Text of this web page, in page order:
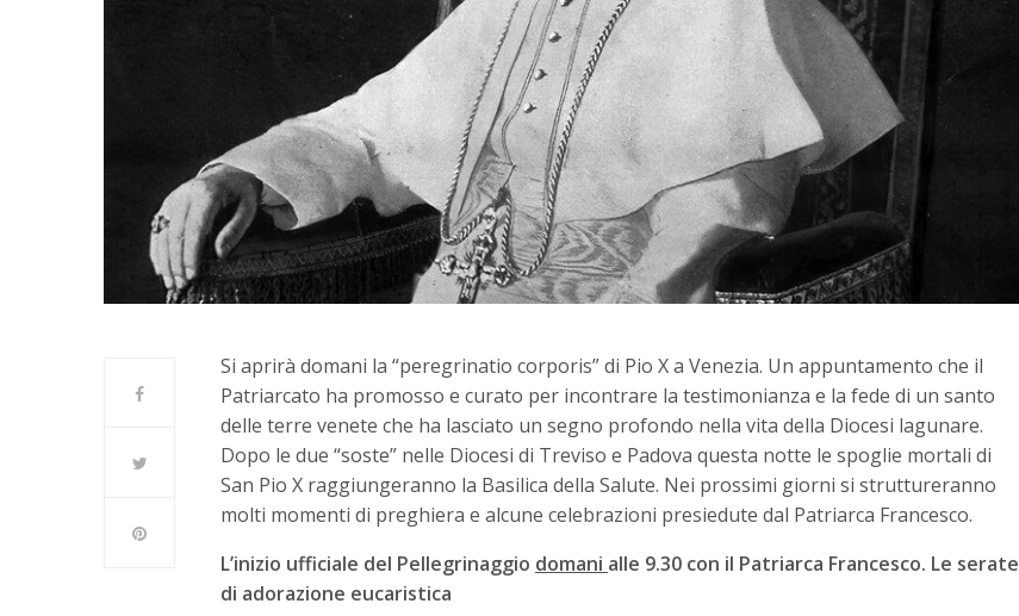
Si aprirà domani la “peregrinatio corporis” di Pio X a Venezia. Un appuntamento che il
Patriarcato ha promosso e curato per incontrare la testimonianza e la fede di un santo
delle terre venete che ha lasciato un segno profondo nella vita della Diocesi lagunare.
Dopo le due “soste” nelle Diocesi di Treviso e Padova questa notte le spoglie mortali di
San Pio X raggiungeranno la Basilica della Salute. Nei prossimi giorni si struttureranno
molti momenti di preghiera e alcune celebrazioni presiedute dal Patriarca Francesco.
L’inizio ufficiale del Pellegrinaggio domani alle 9.30 con il Patriarca Francesco. Le serate
di adorazione eucaristica